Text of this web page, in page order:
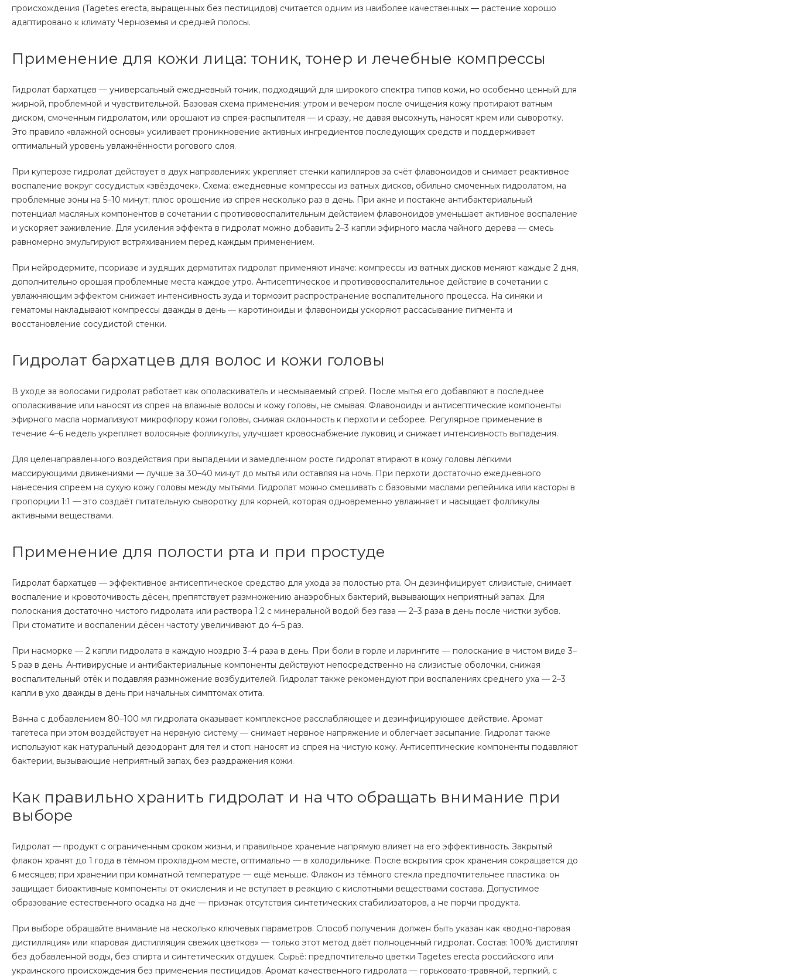
происхождения (Tagetes erecta, выращенных без пестицидов) считается одним из наиболее качественных — растение хорошо
адаптировано к климату Черноземья и средней полосы.
Применение для кожи лица: тоник, тонер и лечебные компрессы
Гидролат бархатцев — универсальный ежедневный тоник, подходящий для широкого спектра типов кожи, но особенно ценный для
жирной, проблемной и чувствительной. Базовая схема применения: утром и вечером после очищения кожу протирают ватным
диском, смоченным гидролатом, или орошают из спрея-распылителя — и сразу, не давая высохнуть, наносят крем или сыворотку.
Это правило «влажной основы» усиливает проникновение активных ингредиентов последующих средств и поддерживает
оптимальный уровень увлажнённости рогового слоя.
При куперозе гидролат действует в двух направлениях: укрепляет стенки капилляров за счёт флавоноидов и снимает реактивное
воспаление вокруг сосудистых «звёздочек». Схема: ежедневные компрессы из ватных дисков, обильно смоченных гидролатом, на
проблемные зоны на 5–10 минут; плюс орошение из спрея несколько раз в день. При акне и постакне антибактериальный
потенциал масляных компонентов в сочетании с противовоспалительным действием флавоноидов уменьшает активное воспаление
и ускоряет заживление. Для усиления эффекта в гидролат можно добавить 2–3 капли эфирного масла чайного дерева — смесь
равномерно эмульгируют встряхиванием перед каждым применением.
При нейродермите, псориазе и зудящих дерматитах гидролат применяют иначе: компрессы из ватных дисков меняют каждые 2 дня,
дополнительно орошая проблемные места каждое утро. Антисептическое и противовоспалительное действие в сочетании с
увлажняющим эффектом снижает интенсивность зуда и тормозит распространение воспалительного процесса. На синяки и
гематомы накладывают компрессы дважды в день — каротиноиды и флавоноиды ускоряют рассасывание пигмента и
восстановление сосудистой стенки.
Гидролат бархатцев для волос и кожи головы
В уходе за волосами гидролат работает как ополаскиватель и несмываемый спрей. После мытья его добавляют в последнее
ополаскивание или наносят из спрея на влажные волосы и кожу головы, не смывая. Флавоноиды и антисептические компоненты
эфирного масла нормализуют микрофлору кожи головы, снижая склонность к перхоти и себорее. Регулярное применение в
течение 4–6 недель укрепляет волосяные фолликулы, улучшает кровоснабжение луковиц и снижает интенсивность выпадения.
Для целенаправленного воздействия при выпадении и замедленном росте гидролат втирают в кожу головы лёгкими
массирующими движениями — лучше за 30–40 минут до мытья или оставляя на ночь. При перхоти достаточно ежедневного
нанесения спреем на сухую кожу головы между мытьями. Гидролат можно смешивать с базовыми маслами репейника или касторы в
пропорции 1:1 — это создаёт питательную сыворотку для корней, которая одновременно увлажняет и насыщает фолликулы
активными веществами.
Применение для полости рта и при простуде
Гидролат бархатцев — эффективное антисептическое средство для ухода за полостью рта. Он дезинфицирует слизистые, снимает
воспаление и кровоточивость дёсен, препятствует размножению анаэробных бактерий, вызывающих неприятный запах. Для
полоскания достаточно чистого гидролата или раствора 1:2 с минеральной водой без газа — 2–3 раза в день после чистки зубов.
При стоматите и воспалении дёсен частоту увеличивают до 4–5 раз.
При насморке — 2 капли гидролата в каждую ноздрю 3–4 раза в день. При боли в горле и ларингите — полоскание в чистом виде 3–
5 раз в день. Антивирусные и антибактериальные компоненты действуют непосредственно на слизистые оболочки, снижая
воспалительный отёк и подавляя размножение возбудителей. Гидролат также рекомендуют при воспалениях среднего уха — 2–3
капли в ухо дважды в день при начальных симптомах отита.
Ванна с добавлением 80–100 мл гидролата оказывает комплексное расслабляющее и дезинфицирующее действие. Аромат
тагетеса при этом воздействует на нервную систему — снимает нервное напряжение и облегчает засыпание. Гидролат также
используют как натуральный дезодорант для тел и стоп: наносят из спрея на чистую кожу. Антисептические компоненты подавляют
бактерии, вызывающие неприятный запах, без раздражения кожи.
Как правильно хранить гидролат и на что обращать внимание при
выборе
Гидролат — продукт с ограниченным сроком жизни, и правильное хранение напрямую влияет на его эффективность. Закрытый
флакон хранят до 1 года в тёмном прохладном месте, оптимально — в холодильнике. После вскрытия срок хранения сокращается до
6 месяцев; при хранении при комнатной температуре — ещё меньше. Флакон из тёмного стекла предпочтительнее пластика: он
защищает биоактивные компоненты от окисления и не вступает в реакцию с кислотными веществами состава. Допустимое
образование естественного осадка на дне — признак отсутствия синтетических стабилизаторов, а не порчи продукта.
При выборе обращайте внимание на несколько ключевых параметров. Способ получения должен быть указан как «водно-паровая
дистилляция» или «паровая дистилляция свежих цветков» — только этот метод даёт полноценный гидролат. Состав: 100% дистиллят
без добавленной воды, без спирта и синтетических отдушек. Сырьё: предпочтительно цветки Tagetes erecta российского или
украинского происхождения без применения пестицидов. Аромат качественного гидролата — горьковато-травяной, терпкий, с